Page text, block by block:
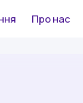
Про нас